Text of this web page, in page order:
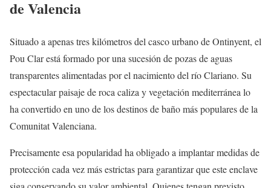
de Valencia
Situado a apenas tres kilómetros del casco urbano de Ontinyent, el
Pou Clar está formado por una sucesión de pozas de aguas
transparentes alimentadas por el nacimiento del río Clariano. Su
espectacular paisaje de roca caliza y vegetación mediterránea lo
ha convertido en uno de los destinos de baño más populares de la
Comunitat Valenciana.
Precisamente esa popularidad ha obligado a implantar medidas de
protección cada vez más estrictas para garantizar que este enclave